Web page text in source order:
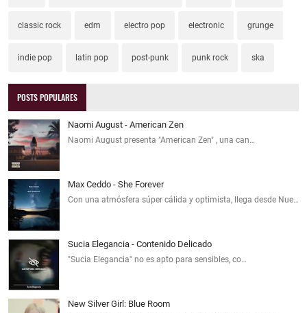
classic rock edm electro pop electronic grunge
indie pop latin pop post-punk punk rock ska
POSTS POPULARES
Naomi August - American Zen
Naomi August presenta "American Zen" , una can…
Max Ceddo - She Forever
Con una atmósfera súper cálida y optimista, llega desde Nue…
Sucia Elegancia - Contenido Delicado
"Sucia Elegancia" no es apto para sensibles, co…
New Silver Girl: Blue Room